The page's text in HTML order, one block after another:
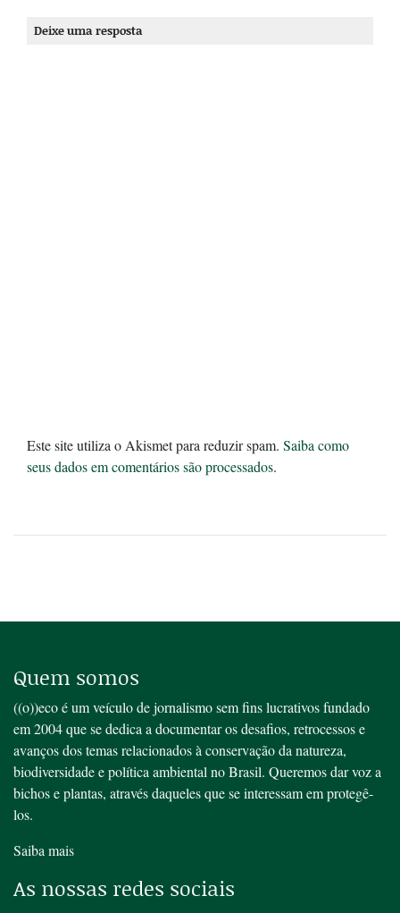
Deixe uma resposta
Este site utiliza o Akismet para reduzir spam. Saiba como
seus dados em comentários são processados.
Quem somos
((o))eco é um veículo de jornalismo sem fins lucrativos fundado
em 2004 que se dedica a documentar os desafios, retrocessos e
avanços dos temas relacionados à conservação da natureza,
biodiversidade e política ambiental no Brasil. Queremos dar voz a
bichos e plantas, através daqueles que se interessam em protegê-
los.
Saiba mais
As nossas redes sociais